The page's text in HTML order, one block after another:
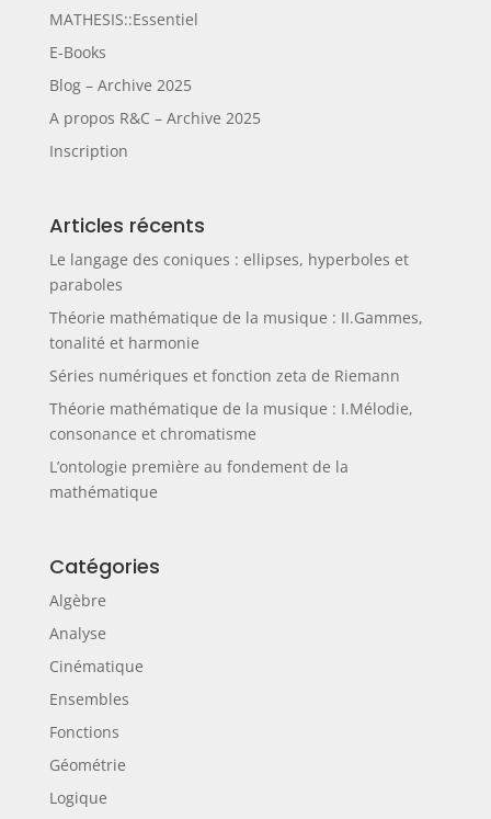
MATHESIS::Essentiel
E-Books
Blog – Archive 2025
A propos R&C – Archive 2025
Inscription
Articles récents
Le langage des coniques : ellipses, hyperboles et
paraboles
Théorie mathématique de la musique : II.Gammes,
tonalité et harmonie
Séries numériques et fonction zeta de Riemann
Théorie mathématique de la musique : I.Mélodie,
consonance et chromatisme
L’ontologie première au fondement de la
mathématique
Catégories
Algèbre
Analyse
Cinématique
Ensembles
Fonctions
Géométrie
Logique